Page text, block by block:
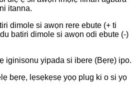
itanna.
dimole si awọn rere ebute (+ ti
batiri dimole si awọn odi ebute (-)
iginisonu yipada si ibere (Bẹrẹ) ipo.
bẹrẹ, lẹsẹkẹsẹ yọọ plug ki o si yọ